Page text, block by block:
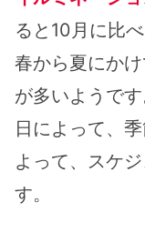
ると10月に比
春から夏にか
が多いようです
日によって、
よって、スケ
す。